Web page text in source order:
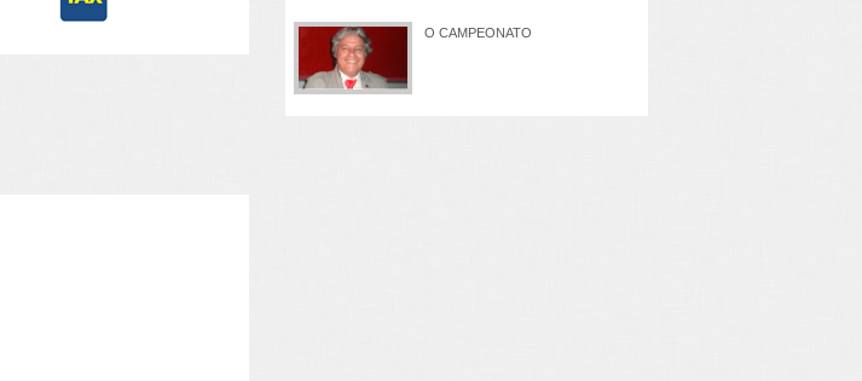
O CAMPEONATO